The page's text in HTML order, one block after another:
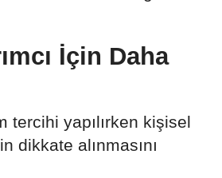
İçin Daha
tercihi yapılırken kişisel
dikkate alınmasını